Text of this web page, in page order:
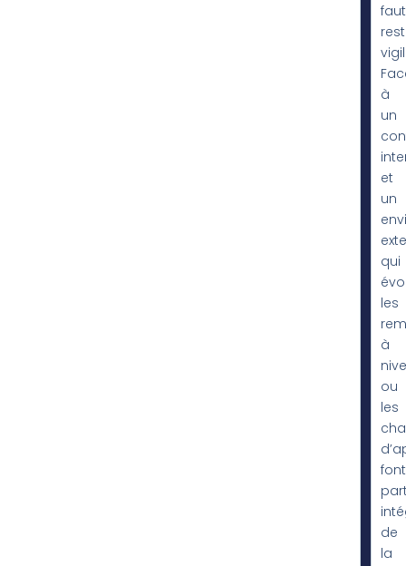
faut
à
un
et
un
qui
les
à
ou
les
font
de
la